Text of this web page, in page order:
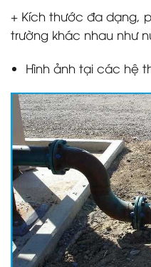
+ Kích thước đa dạng,
trường khác nhau như
Hình ảnh tại các hệ